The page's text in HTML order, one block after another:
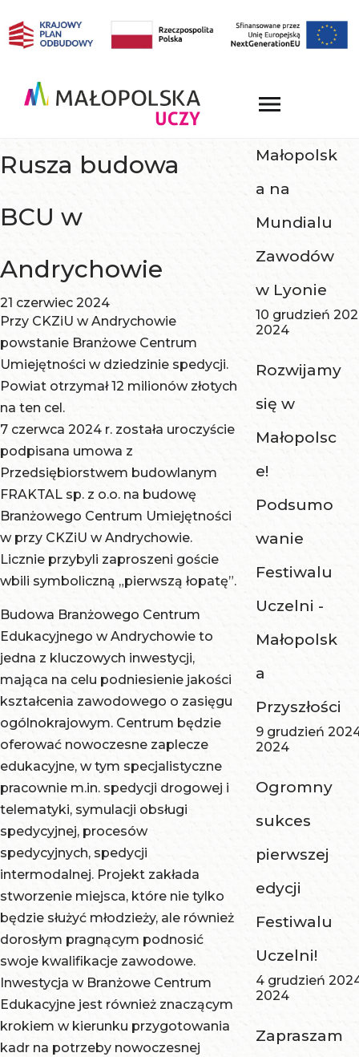
Rusza budowa
BCU w
Andrychowie
21 czerwiec 2024
Przy CKZiU w Andrychowie
powstanie Branżowe Centrum
Umiejętności w dziedzinie spedycji.
Powiat otrzymał 12 milionów złotych
na ten cel.
7 czerwca 2024 r. została uroczyście
podpisana umowa z
Przedsiębiorstwem budowlanym
FRAKTAL sp. z o.o. na budowę
Branżowego Centrum Umiejętności
w przy CKZiU w Andrychowie.
Licznie przybyli zaproszeni goście
wbili symboliczną „pierwszą łopatę”.
Budowa Branżowego Centrum
Edukacyjnego w Andrychowie to
jedna z kluczowych inwestycji,
mająca na celu podniesienie jakości
kształcenia zawodowego o zasięgu
ogólnokrajowym. Centrum będzie
oferować nowoczesne zaplecze
edukacyjne, w tym specjalistyczne
pracownie m.in. spedycji drogowej i
telematyki, symulacji obsługi
spedycyjnej, procesów
spedycyjnych, spedycji
intermodalnej. Projekt zakłada
stworzenie miejsca, które nie tylko
będzie służyć młodzieży, ale również
dorosłym pragnącym podnosić
swoje kwalifikacje zawodowe.
Inwestycja w Branżowe Centrum
Edukacyjne jest również znaczącym
krokiem w kierunku przygotowania
kadr na potrzeby nowoczesnej
Małopolsk
a na
Mundialu
Zawodów
w Lyonie
10 grudzień
2024
Rozwijamy
się w
Małopolsc
e!
Podsumo
wanie
Festiwalu
Uczelni -
Małopolsk
a
Przyszłości
9 grudzień
2024
Ogromny
sukces
pierwszej
edycji
Festiwalu
Uczelni!
4 grudzień
2024
Zapraszam